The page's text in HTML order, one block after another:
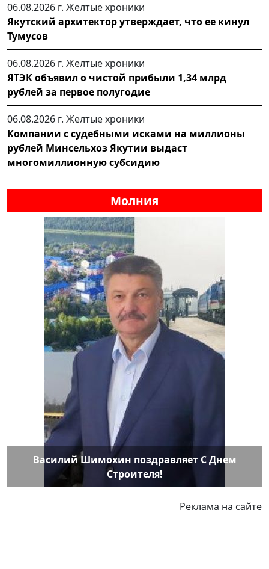
06.08.2026 г. Желтые хроники
Якутский архитектор утверждает, что ее кинул
Тумусов
06.08.2026 г. Желтые хроники
ЯТЭК объявил о чистой прибыли 1,34 млрд
рублей за первое полугодие
06.08.2026 г. Желтые хроники
Компании с судебными исками на миллионы
рублей Минсельхоз Якутии выдаст
многомиллионную субсидию
Молния
Василий Шимохин поздравляет С Днем
Строителя!
Реклама на сайте